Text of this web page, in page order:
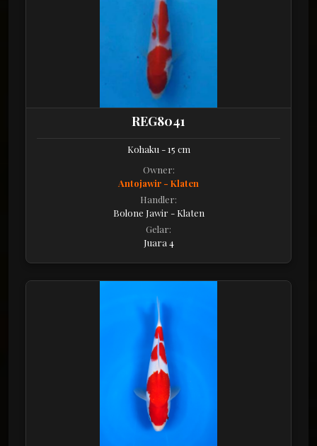
REG8041
Kohaku - 15 cm
Owner:
Antojawir - Klaten
Handler:
Bolone Jawir - Klaten
Gelar:
Juara 4